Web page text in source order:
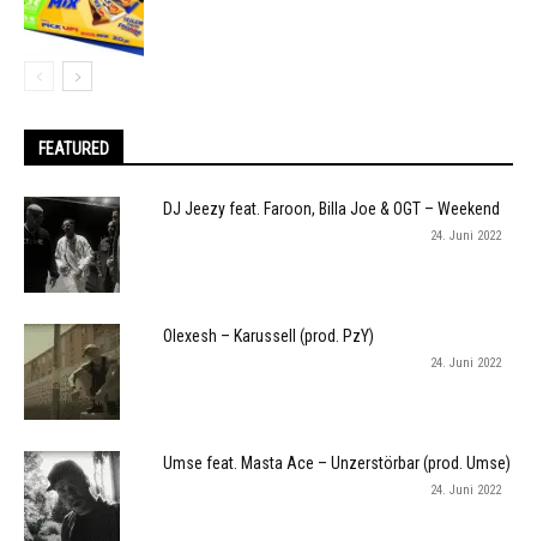
FEATURED
DJ Jeezy feat. Faroon, Billa Joe & OGT – Weekend
24. Juni 2022
Olexesh – Karussell (prod. PzY)
24. Juni 2022
Umse feat. Masta Ace – Unzerstörbar (prod. Umse)
24. Juni 2022